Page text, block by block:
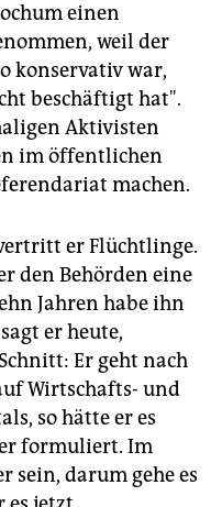
einen
weil der
konservativ war,
beschäftigt hat".
Aktivisten
im öffentlichen
machen.
er Flüchtlinge.
den Behörden eine
Jahren habe ihn
er heute,
Er geht nach
Wirtschafts- und
so hätte er es
formuliert. Im
sein, darum gehe es